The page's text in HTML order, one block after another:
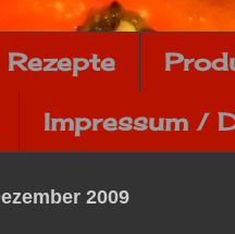
Rezepte
Impressum /
2009